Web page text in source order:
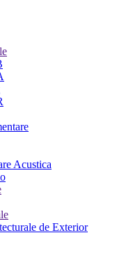
Acustica
de Exterior